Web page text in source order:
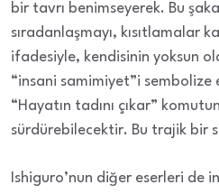
bir tavrı benimseyerek. Bu
sıradanlaşmayı, kısıtlamalar
ifadesiyle, kendisinin yoksun
“insani samimiyet”i
“Hayatın tadını çıkar”
sürdürebilecektir. Bu trajik bir
Ishiguro’nun diğer eserleri de